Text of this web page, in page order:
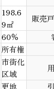
198.6
9㎡
販売
60％
所有権
市街化
区域
更地